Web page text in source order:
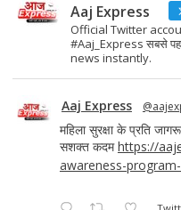
Aaj Express
Official Twitter
#Aaj_Express सबसे
news instantly.
Aaj Express
महिला सुरक्षा के प्रति
सशक्त कदमhttps://
awareness-